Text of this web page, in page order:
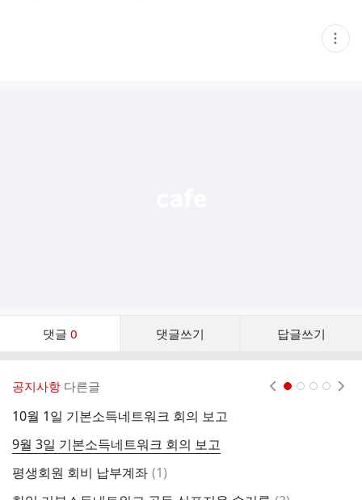
현
재
댓글 0 댓글쓰기 답글쓰기
댓
공지사항 다른글
10월 1일 기본소득네트워크 회의 보고
9월 3일 기본소득네트워크 회의 보고
평생회원 회비 납부계좌 댓
(1)